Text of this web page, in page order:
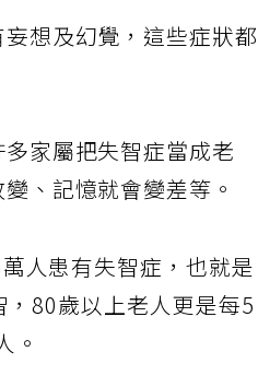
想及幻覺，這些症狀都
家屬把失智症當成老
、記憶就會變差等。
人患有失智症，也就是
80歲以上老人更是每5
。